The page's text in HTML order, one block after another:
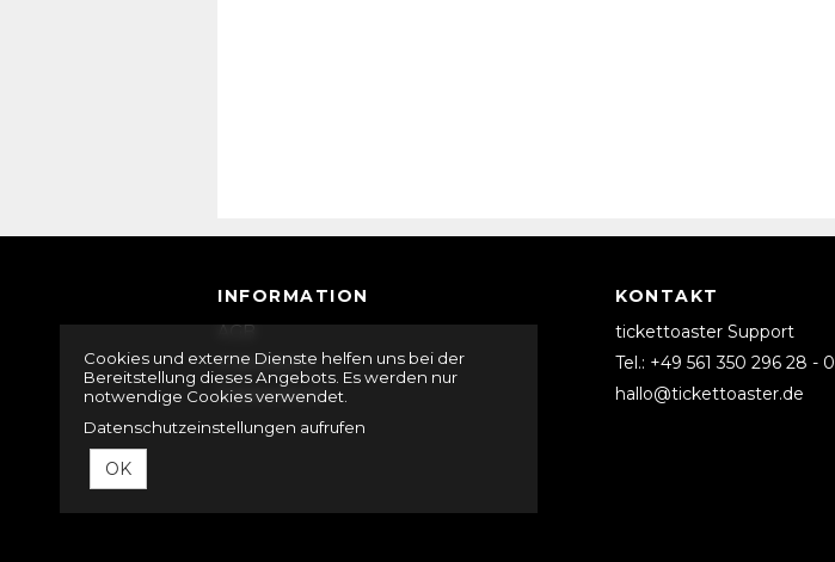
INFORMATION
AGB
Impressum
Datenschutz
KONTAKT
tickettoaster Support
Tel.: +49 561 350 296 28 - 0
hallo@tickettoaster.de
Cookies und externe Dienste helfen uns bei der
Bereitstellung dieses Angebots. Es werden nur
notwendige Cookies verwendet.
Datenschutzeinstellungen aufrufen
OK